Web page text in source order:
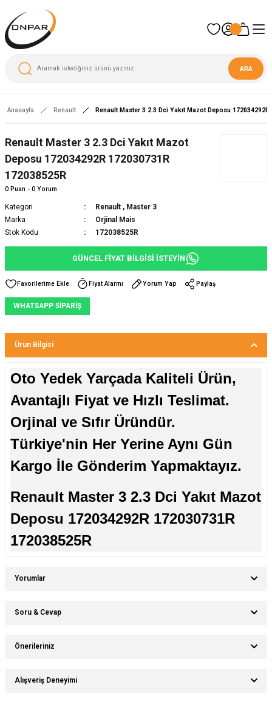
ARA
Anasayfa Renault Renault Master 3 2.3 Dci Yakıt Mazot Deposu 172034292R
Renault Master 3 2.3 Dci Yakıt Mazot
Deposu 172034292R 172030731R
172038525R
0 Puan - 0 Yorum
Kategori Renault , Master 3
Marka
Orjinal Mais
Stok Kodu
172038525R
GÜNCEL FİYAT BİLGİSİ İSTEYİN
Fiyat Alarmı Yorum Yap Paylaş
WHATSAPP SİPARİŞ
Ürün Bilgisi
Oto Yedek Yarçada Kaliteli Ürün,
Avantajlı Fiyat ve Hızlı Teslimat.
Orjinal ve Sıfır Üründür.
Türkiye'nin Her Yerine Aynı Gün
Kargo İle Gönderim Yapmaktayız.
Renault Master 3 2.3 Dci Yakıt Mazot
Deposu 172034292R 172030731R
172038525R
Yorumlar
Soru & Cevap
Önerileriniz
Bu ürünün fiyat bilgisi, resim, ürün açıklamalarında ve diğer konularda
yetersiz gördüğünüz noktaları öneri formunu kullanarak tarafımıza
Alışveriş Deneyimi